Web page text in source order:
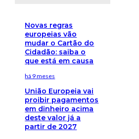
Novas regras
europeias vão
mudar o Cartão do
Cidadão: saiba o
que está em causa
há 9 meses
União Europeia vai
proibir pagamentos
em dinheiro acima
deste valor já a
partir de 2027